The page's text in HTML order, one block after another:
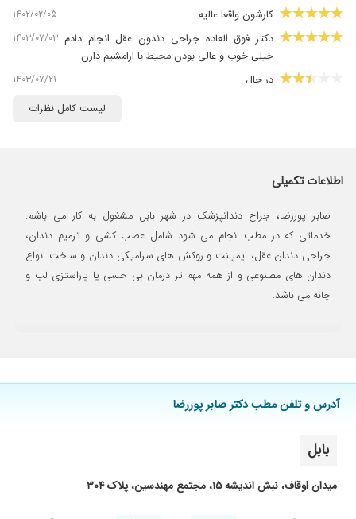
کارشون واقعا عالیه ۱۴۰۲/۰۲/۰۵
دکتر فوق العاده جراحی دندون عقل انجام دادم
خیلی خوب و عالی بودن محیط با ارامشیم دارن
۱۴۰۳/۰۷/۰۳
در حال ۱۴۰۳/۰۷/۲۱
دندون ۶و۷ فک پایین سمت راست رو جای دیگ
و معاینه فکم متوجه شدن بخاطر روکش
غیراستاندارد و بلندی روکش فکم دچار مشکل شده
و پیش آقای دکتر با تجویز نایت گارد بیرون
کشیدن روکش هاو ۷ جلسه لیزر خداروشکر خوب
شدم و خیلی از دکتر پوررضا ممنونم که درمان شدم
۱۴۰۵/۰۳/۰۲
بسیار دکتر خوش اخلاق و منصف و کاربلد هستند ۱۴۰۳/۰۵/۱۷
هم نداشتم
تشخیص عالی
لیست کامل نظرات
اطلاعات تکمیلی
صابر پوررضا، جراح دندانپزشک در شهر بابل مشغول به کار می باشم.
خدماتی که در مطب انجام می شود شامل عصب کشی و ترمیم دندان،
جراحی دندان عقل، ایمپلنت و روکش های سرامیکی دندان و ساخت انواع
دندان های مصنوعی و از همه مهم تر درمان بی حسی یا پاراستزی لب و
چانه می باشد.
آدرس و تلفن مطب دکتر صابر پوررضا
بابل
میدان اوقاف، نبش اندیشه ۱۵، مجتمع مهندسین، پلاک ۳۰۴